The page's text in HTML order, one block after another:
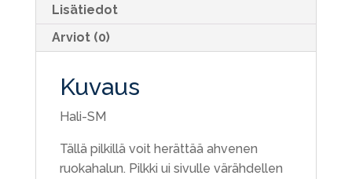
Lisätiedot
Arviot (0)
Kuvaus
Hali-SM
Tällä pilkillä voit herättää ahvenen
ruokahalun. Pilkki ui sivulle värähdellen